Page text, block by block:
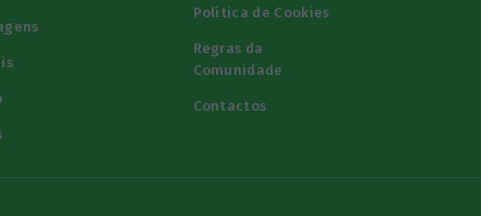
Política de Cookies
Regras da
Comunidade
Contactos